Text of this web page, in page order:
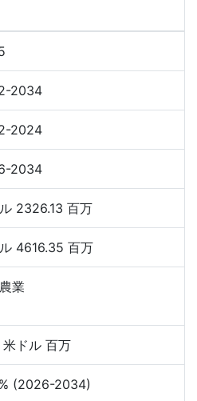
2034
2024
2034
2326.13 百万
4616.35 百万
業
米ドル 百万
(2026-2034)